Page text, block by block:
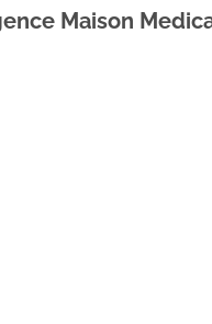
Maison